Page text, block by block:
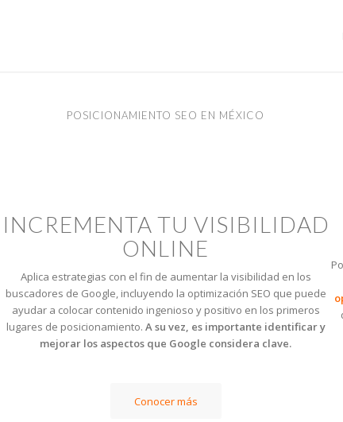
POSICIONAMIENTO SEO EN MÉXICO
INCREMENTA TU VISIBILIDAD
ONLINE
Aplica estrategias con el fin de aumentar la visibilidad en los
buscadores de Google, incluyendo la optimización SEO que puede
ayudar a colocar contenido ingenioso y positivo en los primeros
lugares de posicionamiento. A su vez, es importante identificar y
mejorar los aspectos que Google considera clave.
Conocer más